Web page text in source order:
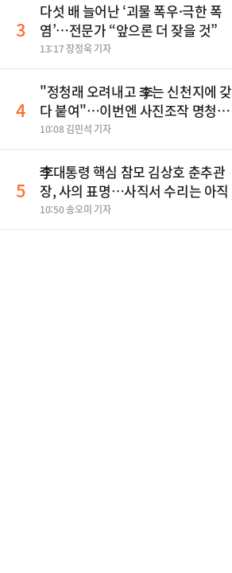
3
다섯 배 늘어난 ‘괴물 폭우·극한 폭
염’…전문가 “앞으론 더 잦을 것”
13:17 장정욱 기자
4
"정청래 오려내고 李는 신천지에 갖
다 붙여"…이번엔 사진조작 명청대
전
10:08 김민석 기자
5
李대통령 핵심 참모 김상호 춘추관
장, 사의 표명…사직서 수리는 아직
10:50 송오미 기자